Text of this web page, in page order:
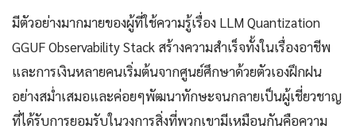
มีตัวอย่างมากมายของผู้ที่ใช้ความรู้เรื่อง LLM Quantization
GGUF Observability Stack สร้างความสำเร็จทั้งในเรื่องอาชีพ
และการเงินหลายคนเริ่มต้นจากศูนย์ศึกษาด้วยตัวเองฝึกฝน
อย่างสม่ำเสมอและค่อยๆพัฒนาทักษะจนกลายเป็นผู้เชี่ยวชาญ
ที่ได้รับการยอมรับในวงการสิ่งที่พวกเขามีเหมือนกันคือความ